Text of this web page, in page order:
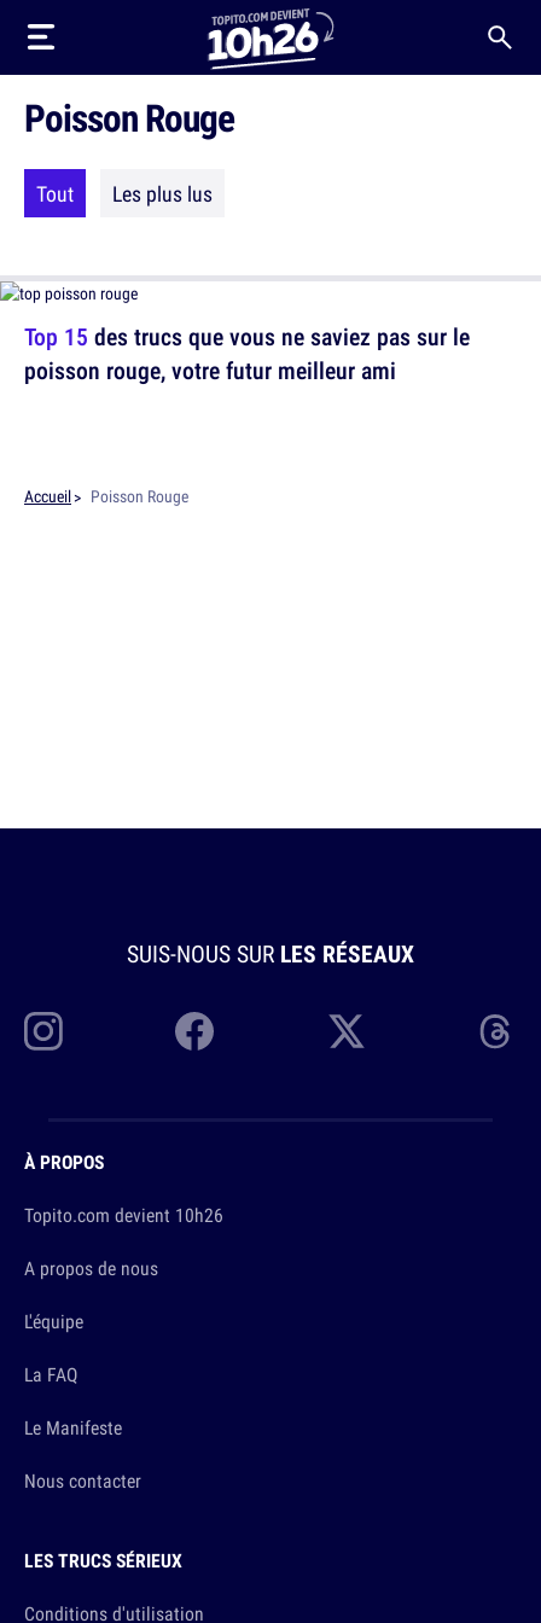
Poisson Rouge
Tout Les plus lus
Top 15 des trucs que vous ne saviez pas sur le
poisson rouge, votre futur meilleur ami
Accueil Poisson Rouge
SUIS-NOUS SUR LES RÉSEAUX
À PROPOS
Topito.com devient 10h26
A propos de nous
L'équipe
La FAQ
Le Manifeste
Nous contacter
LES TRUCS SÉRIEUX
Conditions d'utilisation